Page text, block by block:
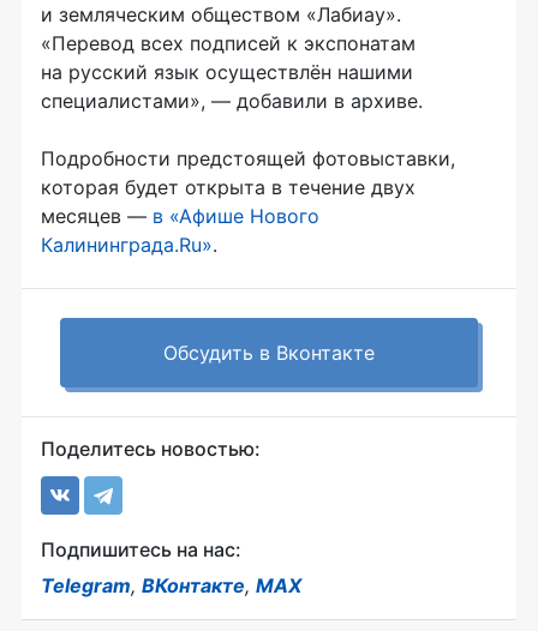
и земляческим обществом «Лабиау».
«Перевод всех подписей к экспонатам
на русский язык осуществлён нашими
специалистами», — добавили в архиве.
Подробности предстоящей фотовыставки,
которая будет открыта в течение двух
месяцев — в «Афише Нового
Калининграда.Ru».
Обсудить в Вконтакте
Поделитесь новостью:
Подпишитесь на нас:
Telegram, ВКонтакте, MAX